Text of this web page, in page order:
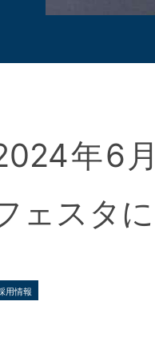
年6
ェスタ
用情報